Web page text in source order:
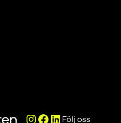
Instagram
Facebook
LinkedIn
Följ oss